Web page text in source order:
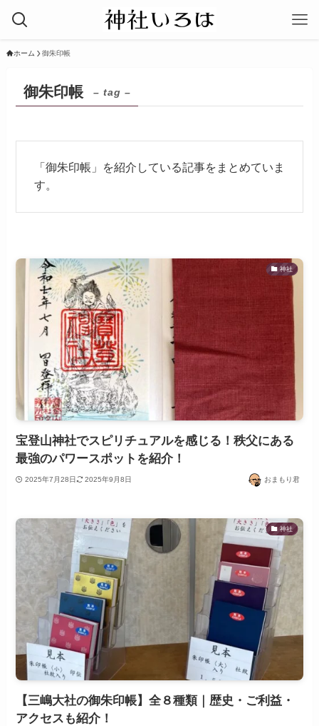
ホーム 御朱印帳
御朱印帳 – tag –
「御朱印帳」を紹介している記事をまとめていま
す。
神社
宝登山神社でスピリチュアルを感じる！秩父にある
最強のパワースポットを紹介！
2025年7月28日 2025年9月8日 おまもり君
神社
【三嶋大社の御朱印帳】全８種類｜歴史・ご利益・
アクセスも紹介！